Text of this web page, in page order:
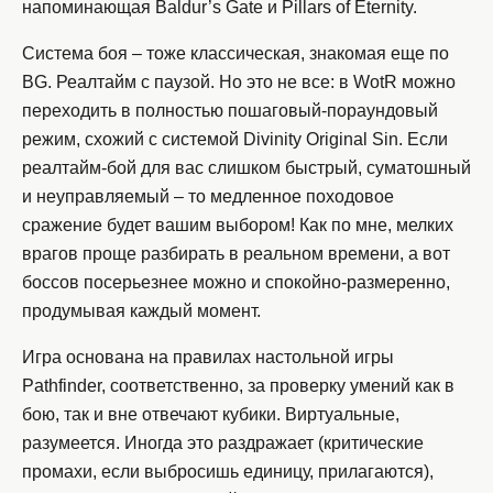
напоминающая Baldur’s Gate и Pillars of Eternity.
Система боя – тоже классическая, знакомая еще по
BG. Реалтайм с паузой. Но это не все: в WotR можно
переходить в полностью пошаговый-пораундовый
режим, схожий с системой Divinity Original Sin. Если
реалтайм-бой для вас слишком быстрый, суматошный
и неуправляемый – то медленное походовое
сражение будет вашим выбором! Как по мне, мелких
врагов проще разбирать в реальном времени, а вот
боссов посерьезнее можно и спокойно-размеренно,
продумывая каждый момент.
Игра основана на правилах настольной игры
Pathfinder, соответственно, за проверку умений как в
бою, так и вне отвечают кубики. Виртуальные,
разумеется. Иногда это раздражает (критические
промахи, если выбросишь единицу, прилагаются),